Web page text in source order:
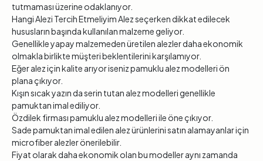
tutmaması üzerine odaklanıyor.
Hangi Alezi Tercih Etmeliyim Alez seçerken dikkat edilecek
hususların başında kullanılan malzeme geliyor.
Genellikle yapay malzemeden üretilen alezler daha ekonomik
olmakla birlikte müşteri beklentilerini karşılamıyor.
Eğer alez için kalite arıyor iseniz pamuklu alez modelleri ön
plana çıkıyor.
Kışın sıcak yazın da serin tutan alez modelleri genellikle
pamuktan imal ediliyor.
Özdilek firması pamuklu alez modelleri ile öne çıkıyor.
Sade pamuktan imal edilen alez ürünlerini satın alamayanlar için
microfiber alezler önerilebilir.
Fiyat olarak daha ekonomik olan bu modeller aynı zamanda